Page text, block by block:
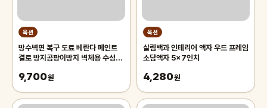
옥션
방수벽면 복구 도료 베란다 페인트
결로 방지곰팡이방지 벽체용 수성 화
9,700원
옥션
살림백과 인테리어 액자 우드 프레임
소담액자 5x7인치
4,280원